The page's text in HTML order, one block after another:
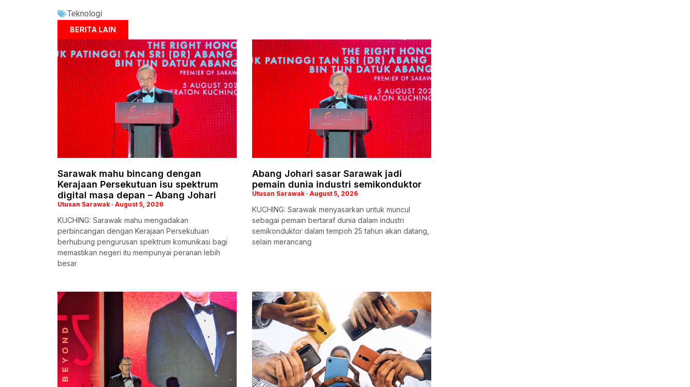
Teknologi
BERITA LAIN
Sarawak mahu bincang dengan
Kerajaan Persekutuan isu spektrum
digital masa depan – Abang Johari
Utusan Sarawak August 5, 2026
KUCHING: Sarawak mahu mengadakan
perbincangan dengan Kerajaan Persekutuan
berhubung pengurusan spektrum komunikasi bagi
memastikan negeri itu mempunyai peranan lebih
besar
Abang Johari sasar Sarawak jadi
pemain dunia industri semikonduktor
Utusan Sarawak August 5, 2026
KUCHING: Sarawak menyasarkan untuk muncul
sebagai pemain bertaraf dunia dalam industri
semikonduktor dalam tempoh 25 tahun akan datang,
selain merancang